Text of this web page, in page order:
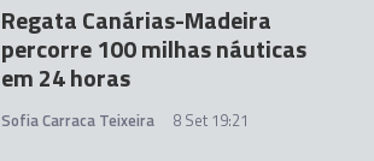
Regata Canárias-Madeira
percorre 100 milhas náuticas
em 24 horas
Sofia Carraca Teixeira 8 Set 19:21